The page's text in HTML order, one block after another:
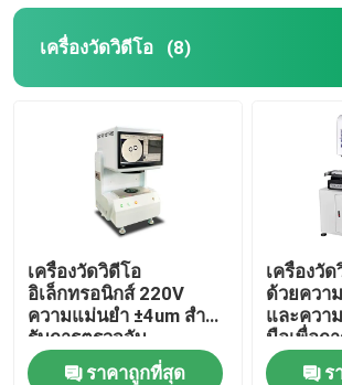
เครื่องวัดวิดีโอ (8)
เครื่องวัดวิดีโอ
อิเล็กทรอนิกส์ 220V
ความแม่นยํา ±4um สําห
รับการตรวจจับ
อุตสาหกรรม
ราคาถูกที่สุด
เครื่องวั
ด้วยควา
และควา
มือเพื่อก
หนดเอง
ร